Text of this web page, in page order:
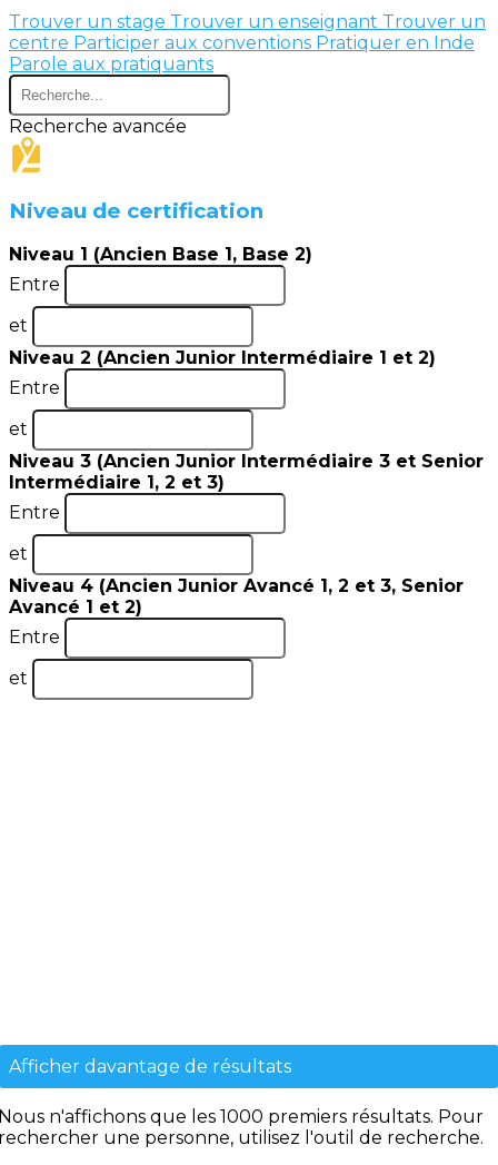
Trouver un stage Trouver un enseignant Trouver un
centre Participer aux conventions Pratiquer en Inde
Parole aux pratiquants
Recherche avancée
Niveau de certification
Niveau 1 (Ancien Base 1, Base 2)
Entre
et
Niveau 2 (Ancien Junior Intermédiaire 1 et 2)
Entre
et
Niveau 3 (Ancien Junior Intermédiaire 3 et Senior
Intermédiaire 1, 2 et 3)
Entre
et
Niveau 4 (Ancien Junior Avancé 1, 2 et 3, Senior
Avancé 1 et 2)
Entre
et
Afficher davantage de résultats
n'affichons que les 1000 premiers résultats. Pour
une personne, utilisez l'outil de recherche.